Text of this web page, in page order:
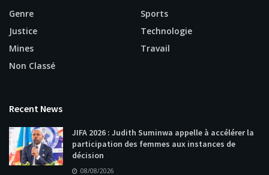
Genre
Justice
Mines
Non Classé
Sports
Technologie
Travail
Recent News
JIFA 2026 : Judith Suminwa appelle à accélérer la
participation des femmes aux instances de
décision
08/08/2026